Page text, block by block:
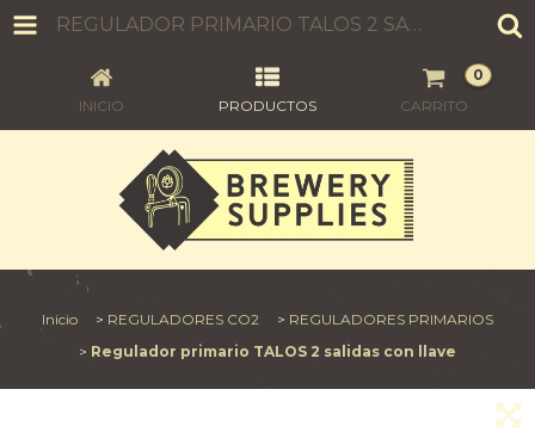
REGULADOR PRIMARIO TALOS 2 SALIDAS CON LLAVE
INICIO PRODUCTOS CARRITO
0
Inicio > REGULADORES CO2 > REGULADORES PRIMARIOS
> Regulador primario TALOS 2 salidas con llave